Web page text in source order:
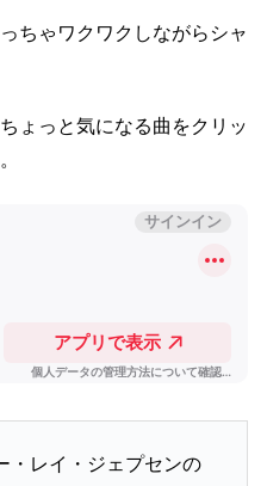
ちゃワクワクしながらシャ
ょっと気になる曲をクリッ
・レイ・ジェプセンの